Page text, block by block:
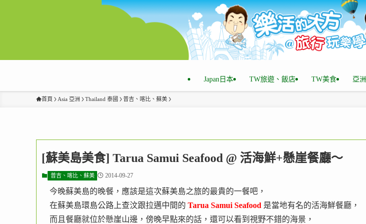
Japan日本 TW旅遊、飯店 TW美食 亞洲
首頁 Asia 亞洲 Thailand 泰國 普吉、喀比、蘇美
[蘇美島美食] Tarua Samui Seafood @ 活海鮮+懸崖餐廳～
普吉、喀比、蘇美 2014-09-27
今晚蘇美島的晚餐，應該是這次蘇美島之旅的最貴的一餐吧，
在蘇美島環島公路上查汶跟拉邁中間的 Tarua Samui Seafood 是當地有名的活海鮮餐廳，
而且餐廳就位於懸崖山邊，傍晚早點來的話，還可以看到視野不錯的海景，